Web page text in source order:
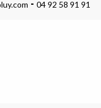
04 92 58 91 91